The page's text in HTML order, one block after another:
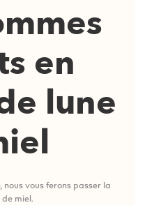
en
lune
nous vous ferons passer la
de miel.